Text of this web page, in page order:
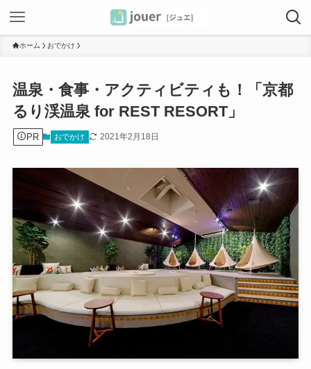
ホーム おでかけ
温泉・食事・アクティビティも！「京都
るり渓温泉 for REST RESORT」
PR おでかけ 2021年2月18日